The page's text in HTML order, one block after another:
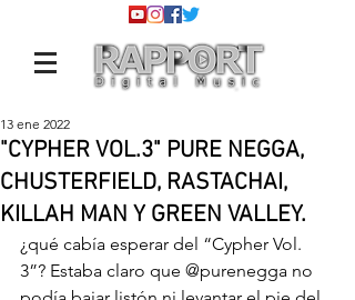
"CYPHER VOL.3" PURE NEGGA,
CHUSTERFIELD, RASTACHAI,
KILLAH MAN Y GREEN VALLEY.
13 ene 2022
¿qué cabía esperar del “Cypher Vol.
3”? Estaba claro que @purenegga no